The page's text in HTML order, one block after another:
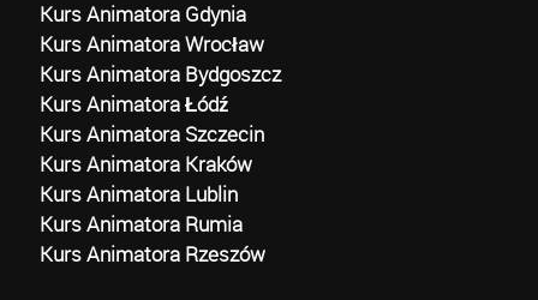
Kurs Animatora Gdynia
Kurs Animatora Wrocław
Kurs Animatora Bydgoszcz
Kurs Animatora Łódź
Kurs Animatora Szczecin
Kurs Animatora Kraków
Kurs Animatora Lublin
Kurs Animatora Rumia
Kurs Animatora Rzeszów